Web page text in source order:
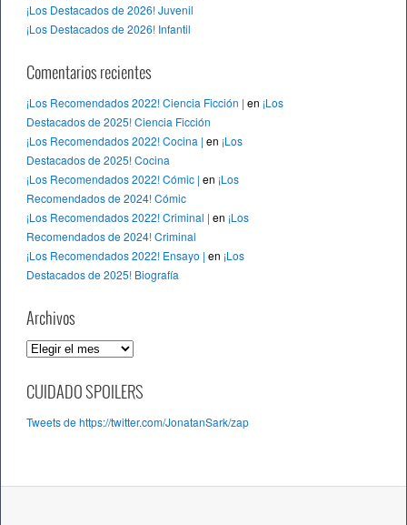
¡Los Destacados de 2026! Juvenil
¡Los Destacados de 2026! Infantil
Comentarios recientes
¡Los Recomendados 2022! Ciencia Ficción | en ¡Los
Destacados de 2025! Ciencia Ficción
¡Los Recomendados 2022! Cocina | en ¡Los
Destacados de 2025! Cocina
¡Los Recomendados 2022! Cómic | en ¡Los
Recomendados de 2024! Cómic
¡Los Recomendados 2022! Criminal | en ¡Los
Recomendados de 2024! Criminal
¡Los Recomendados 2022! Ensayo | en ¡Los
Destacados de 2025! Biografía
Archivos
A
c
i
CUIDADO SPOILERS
Tweets de https://twitter.com/JonatanSark/zap